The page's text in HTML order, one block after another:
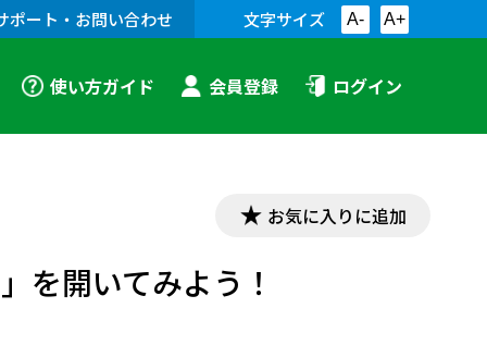
ポート・お問い合わせ 文字サイズ A- A+
使い方ガイド 会員登録 ログイン
お気に入りに追加
を開いてみよう！